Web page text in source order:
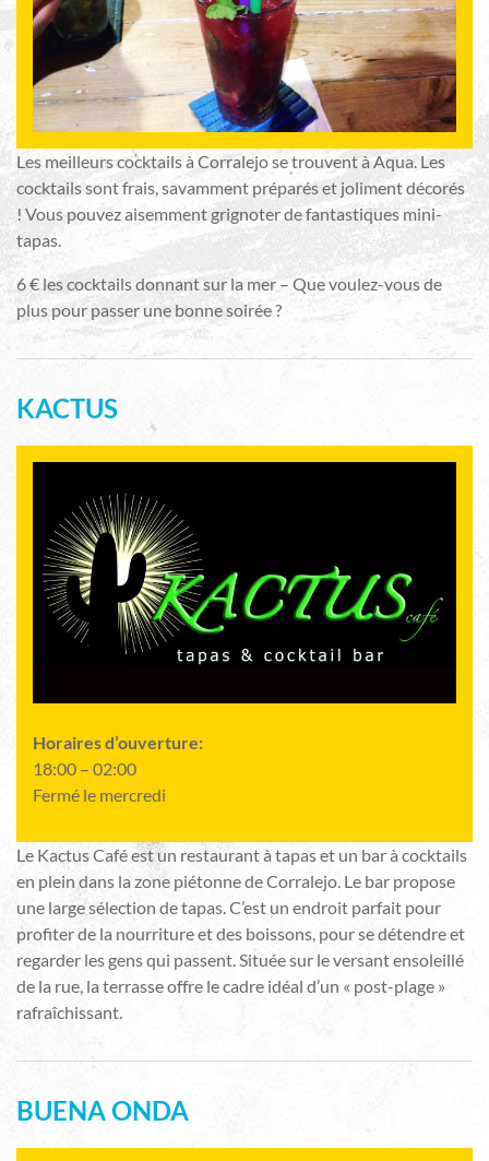
Les meilleurs cocktails à Corralejo se trouvent à Aqua. Les
cocktails sont frais, savamment préparés et joliment décorés
! Vous pouvez aisemment grignoter de fantastiques mini-
tapas.
6 € les cocktails donnant sur la mer – Que voulez-vous de
plus pour passer une bonne soirée ?
KACTUS
Horaires d’ouverture:
18:00 – 02:00
Fermé le mercredi
Le Kactus Café est un restaurant à tapas et un bar à cocktails
en plein dans la zone piétonne de Corralejo. Le bar propose
une large sélection de tapas. C’est un endroit parfait pour
profiter de la nourriture et des boissons, pour se détendre et
regarder les gens qui passent. Située sur le versant ensoleillé
de la rue, la terrasse offre le cadre idéal d’un « post-plage »
rafraîchissant.
BUENA ONDA